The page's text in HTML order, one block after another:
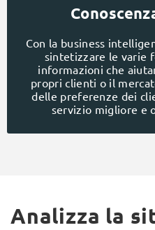
Con la business
sintetizzare le varie
informazioni che
propri clienti o il
delle preferenze dei
servizio migliore e
Analizza la